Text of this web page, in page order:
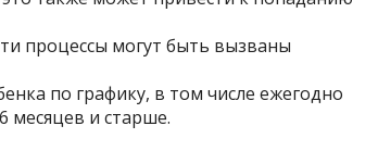
процессы могут быть вызваны
по графику, в том числе ежегодно
месяцев и старше.